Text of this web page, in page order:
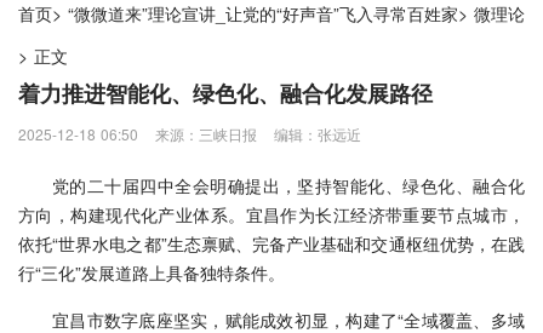
首页> “微微道来”理论宣讲_让党的“好声音”飞入寻常百姓家> 微理论
> 正文
着力推进智能化、绿色化、融合化发展路径
2025-12-18 06:50 来源：三峡日报 编辑：张远近
党的二十届四中全会明确提出，坚持智能化、绿色化、融合化
方向，构建现代化产业体系。宜昌作为长江经济带重要节点城市，
依托“世界水电之都”生态禀赋、完备产业基础和交通枢纽优势，在践
行“三化”发展道路上具备独特条件。
宜昌市数字底座坚实，赋能成效初显，构建了“全域覆盖、多域